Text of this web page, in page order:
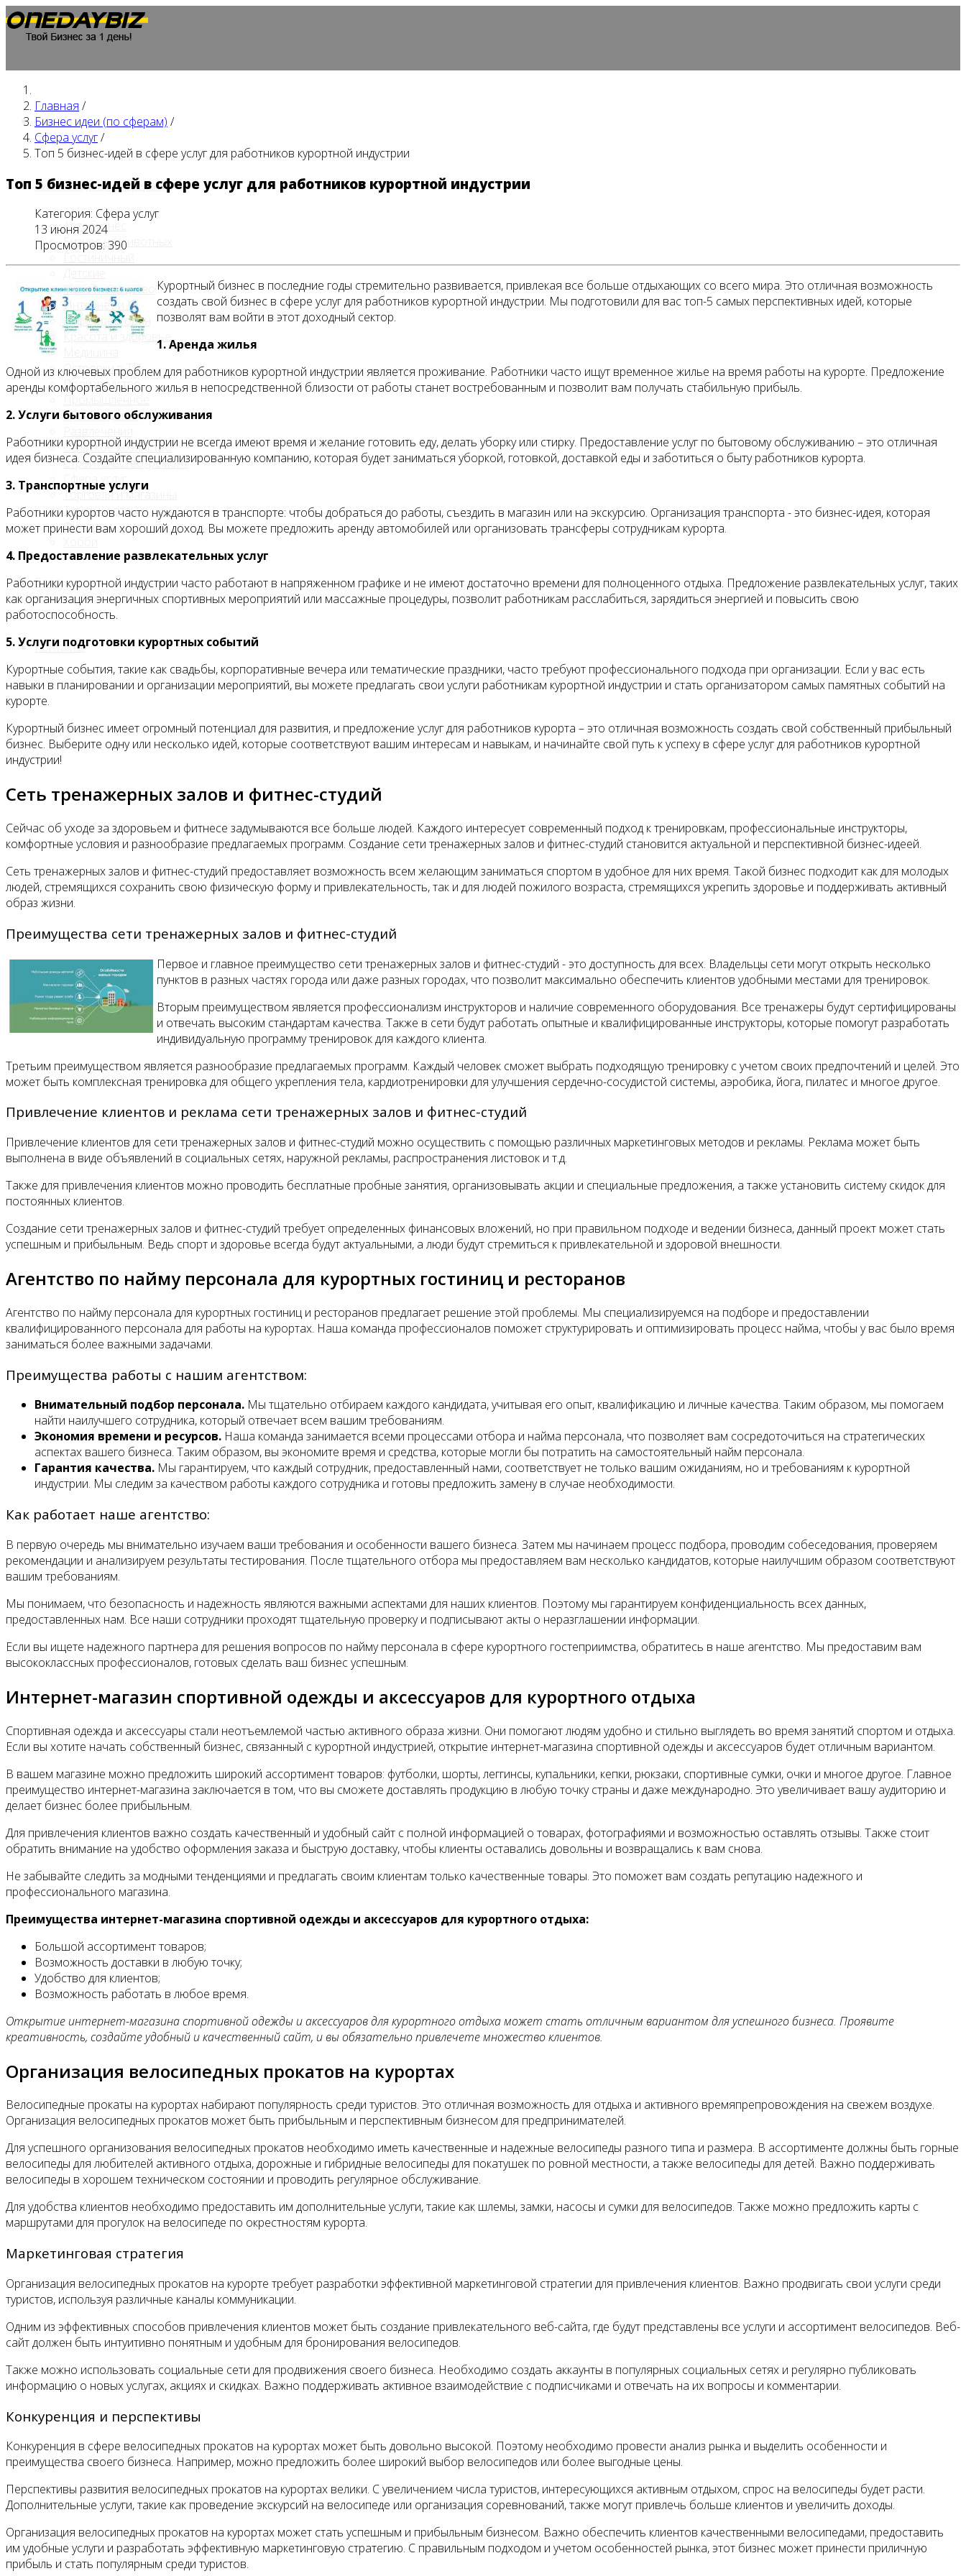
Главная
Бизнес идеи (по сферам)
Автобизнес
Бизнес на животных
Гостиничный
Животноводство
Интернет и IT
Кафе / ресторан
Красота и здоровье
Островки в ТЦ
Производство
Промышленное
производство
Сельское хозяйство
Строительство, ремонт
Торговля и магазины
Туризм и отдых
Финансы
Блог
Контакты
Главная /
Бизнес идеи (по сферам) /
Сфера услуг/
Топ 5 бизнес-идей в сфере услуг для работников курортной индустрии
Топ 5 бизнес-идей в сфере услуг для работников курортной индустрии
Категория: Сфера услуг
13 июня 2024
Просмотров: 390
Курортный бизнес в последние годы стремительно развивается, привлекая все больше отдыхающих со всего мира. Это отличная возможность
создать свой бизнес в сфере услуг для работников курортной индустрии. Мы подготовили для вас топ-5 самых перспективных идей, которые
позволят вам войти в этот доходный сектор.
1. Аренда жилья
Одной из ключевых проблем для работников курортной индустрии является проживание. Работники часто ищут временное жилье на время работы на курорте. Предложение
аренды комфортабельного жилья в непосредственной близости от работы станет востребованным и позволит вам получать стабильную прибыль.
2. Услуги бытового обслуживания
Работники курортной индустрии не всегда имеют время и желание готовить еду, делать уборку или стирку. Предоставление услуг по бытовому обслуживанию – это отличная
идея бизнеса. Создайте специализированную компанию, которая будет заниматься уборкой, готовкой, доставкой еды и заботиться о быту работников курорта.
3. Транспортные услуги
Работники курортов часто нуждаются в транспорте: чтобы добраться до работы, съездить в магазин или на экскурсию. Организация транспорта - это бизнес-идея, которая
может принести вам хороший доход. Вы можете предложить аренду автомобилей или организовать трансферы сотрудникам курорта.
4. Предоставление развлекательных услуг
Работники курортной индустрии часто работают в напряженном графике и не имеют достаточно времени для полноценного отдыха. Предложение развлекательных услуг, таких
как организация энергичных спортивных мероприятий или массажные процедуры, позволит работникам расслабиться, зарядиться энергией и повысить свою
работоспособность.
5. Услуги подготовки курортных событий
Курортные события, такие как свадьбы, корпоративные вечера или тематические праздники, часто требуют профессионального подхода при организации. Если у вас есть
навыки в планировании и организации мероприятий, вы можете предлагать свои услуги работникам курортной индустрии и стать организатором самых памятных событий на
курорте.
Курортный бизнес имеет огромный потенциал для развития, и предложение услуг для работников курорта – это отличная возможность создать свой собственный прибыльный
бизнес. Выберите одну или несколько идей, которые соответствуют вашим интересам и навыкам, и начинайте свой путь к успеху в сфере услуг для работников курортной
индустрии!
Сеть тренажерных залов и фитнес-студий
Сейчас об уходе за здоровьем и фитнесе задумываются все больше людей. Каждого интересует современный подход к тренировкам, профессиональные инструкторы,
комфортные условия и разнообразие предлагаемых программ. Создание сети тренажерных залов и фитнес-студий становится актуальной и перспективной бизнес-идеей.
Сеть тренажерных залов и фитнес-студий предоставляет возможность всем желающим заниматься спортом в удобное для них время. Такой бизнес подходит как для молодых
людей, стремящихся сохранить свою физическую форму и привлекательность, так и для людей пожилого возраста, стремящихся укрепить здоровье и поддерживать активный
образ жизни.
Преимущества сети тренажерных залов и фитнес-студий
Первое и главное преимущество сети тренажерных залов и фитнес-студий - это доступность для всех. Владельцы сети могут открыть несколько
пунктов в разных частях города или даже разных городах, что позволит максимально обеспечить клиентов удобными местами для тренировок.
Вторым преимуществом является профессионализм инструкторов и наличие современного оборудования. Все тренажеры будут сертифицированы
и отвечать высоким стандартам качества. Также в сети будут работать опытные и квалифицированные инструкторы, которые помогут разработать
индивидуальную программу тренировок для каждого клиента.
Третьим преимуществом является разнообразие предлагаемых программ. Каждый человек сможет выбрать подходящую тренировку с учетом своих предпочтений и целей. Это
может быть комплексная тренировка для общего укрепления тела, кардиотренировки для улучшения сердечно-сосудистой системы, аэробика, йога, пилатес и многое другое.
Привлечение клиентов и реклама сети тренажерных залов и фитнес-студий
Привлечение клиентов для сети тренажерных залов и фитнес-студий можно осуществить с помощью различных маркетинговых методов и рекламы. Реклама может быть
выполнена в виде объявлений в социальных сетях, наружной рекламы, распространения листовок и т.д.
Также для привлечения клиентов можно проводить бесплатные пробные занятия, организовывать акции и специальные предложения, а также установить систему скидок для
постоянных клиентов.
Создание сети тренажерных залов и фитнес-студий требует определенных финансовых вложений, но при правильном подходе и ведении бизнеса, данный проект может стать
успешным и прибыльным. Ведь спорт и здоровье всегда будут актуальными, а люди будут стремиться к привлекательной и здоровой внешности.
Агентство по найму персонала для курортных гостиниц и ресторанов
Агентство по найму персонала для курортных гостиниц и ресторанов предлагает решение этой проблемы. Мы специализируемся на подборе и предоставлении
квалифицированного персонала для работы на курортах. Наша команда профессионалов поможет структурировать и оптимизировать процесс найма, чтобы у вас было время
заниматься более важными задачами.
Преимущества работы с нашим агентством:
Внимательный подбор персонала. Мы тщательно отбираем каждого кандидата, учитывая его опыт, квалификацию и личные качества. Таким образом, мы помогаем
найти наилучшего сотрудника, который отвечает всем вашим требованиям.
Экономия времени и ресурсов. Наша команда занимается всеми процессами отбора и найма персонала, что позволяет вам сосредоточиться на стратегических
аспектах вашего бизнеса. Таким образом, вы экономите время и средства, которые могли бы потратить на самостоятельный найм персонала.
Гарантия качества. Мы гарантируем, что каждый сотрудник, предоставленный нами, соответствует не только вашим ожиданиям, но и требованиям к курортной
индустрии. Мы следим за качеством работы каждого сотрудника и готовы предложить замену в случае необходимости.
Как работает наше агентство:
В первую очередь мы внимательно изучаем ваши требования и особенности вашего бизнеса. Затем мы начинаем процесс подбора, проводим собеседования, проверяем
рекомендации и анализируем результаты тестирования. После тщательного отбора мы предоставляем вам несколько кандидатов, которые наилучшим образом соответствуют
вашим требованиям.
Мы понимаем, что безопасность и надежность являются важными аспектами для наших клиентов. Поэтому мы гарантируем конфиденциальность всех данных,
предоставленных нам. Все наши сотрудники проходят тщательную проверку и подписывают акты о неразглашении информации.
Если вы ищете надежного партнера для решения вопросов по найму персонала в сфере курортного гостеприимства, обратитесь в наше агентство. Мы предоставим вам
высококлассных профессионалов, готовых сделать ваш бизнес успешным.
Интернет-магазин спортивной одежды и аксессуаров для курортного отдыха
Спортивная одежда и аксессуары стали неотъемлемой частью активного образа жизни. Они помогают людям удобно и стильно выглядеть во время занятий спортом и отдыха.
Если вы хотите начать собственный бизнес, связанный с курортной индустрией, открытие интернет-магазина спортивной одежды и аксессуаров будет отличным вариантом.
В вашем магазине можно предложить широкий ассортимент товаров: футболки, шорты, леггинсы, купальники, кепки, рюкзаки, спортивные сумки, очки и многое другое. Главное
преимущество интернет-магазина заключается в том, что вы сможете доставлять продукцию в любую точку страны и даже международно. Это увеличивает вашу аудиторию и
делает бизнес более прибыльным.
Для привлечения клиентов важно создать качественный и удобный сайт с полной информацией о товарах, фотографиями и возможностью оставлять отзывы. Также стоит
обратить внимание на удобство оформления заказа и быструю доставку, чтобы клиенты оставались довольны и возвращались к вам снова.
Не забывайте следить за модными тенденциями и предлагать своим клиентам только качественные товары. Это поможет вам создать репутацию надежного и
профессионального магазина.
Преимущества интернет-магазина спортивной одежды и аксессуаров для курортного отдыха:
Большой ассортимент товаров;
Возможность доставки в любую точку;
Удобство для клиентов;
Возможность работать в любое время.
Открытие интернет-магазина спортивной одежды и аксессуаров для курортного отдыха может стать отличным вариантом для успешного бизнеса. Проявите
креативность, создайте удобный и качественный сайт, и вы обязательно привлечете множество клиентов.
Организация велосипедных прокатов на курортах
Велосипедные прокаты на курортах набирают популярность среди туристов. Это отличная возможность для отдыха и активного времяпрепровождения на свежем воздухе.
Организация велосипедных прокатов может быть прибыльным и перспективным бизнесом для предпринимателей.
Для успешного организования велосипедных прокатов необходимо иметь качественные и надежные велосипеды разного типа и размера. В ассортименте должны быть горные
велосипеды для любителей активного отдыха, дорожные и гибридные велосипеды для покатушек по ровной местности, а также велосипеды для детей. Важно поддерживать
велосипеды в хорошем техническом состоянии и проводить регулярное обслуживание.
Для удобства клиентов необходимо предоставить им дополнительные услуги, такие как шлемы, замки, насосы и сумки для велосипедов. Также можно предложить карты с
маршрутами для прогулок на велосипеде по окрестностям курорта.
Маркетинговая стратегия
Организация велосипедных прокатов на курорте требует разработки эффективной маркетинговой стратегии для привлечения клиентов. Важно продвигать свои услуги среди
туристов, используя различные каналы коммуникации.
Одним из эффективных способов привлечения клиентов может быть создание привлекательного веб-сайта, где будут представлены все услуги и ассортимент велосипедов. Веб-
сайт должен быть интуитивно понятным и удобным для бронирования велосипедов.
Также можно использовать социальные сети для продвижения своего бизнеса. Необходимо создать аккаунты в популярных социальных сетях и регулярно публиковать
информацию о новых услугах, акциях и скидках. Важно поддерживать активное взаимодействие с подписчиками и отвечать на их вопросы и комментарии.
Конкуренция и перспективы
Конкуренция в сфере велосипедных прокатов на курортах может быть довольно высокой. Поэтому необходимо провести анализ рынка и выделить особенности и
преимущества своего бизнеса. Например, можно предложить более широкий выбор велосипедов или более выгодные цены.
Перспективы развития велосипедных прокатов на курортах велики. С увеличением числа туристов, интересующихся активным отдыхом, спрос на велосипеды будет расти.
Дополнительные услуги, такие как проведение экскурсий на велосипеде или организация соревнований, также могут привлечь больше клиентов и увеличить доходы.
Организация велосипедных прокатов на курортах может стать успешным и прибыльным бизнесом. Важно обеспечить клиентов качественными велосипедами, предоставить
им удобные услуги и разработать эффективную маркетинговую стратегию. С правильным подходом и учетом особенностей рынка, этот бизнес может принести приличную
прибыль и стать популярным среди туристов.